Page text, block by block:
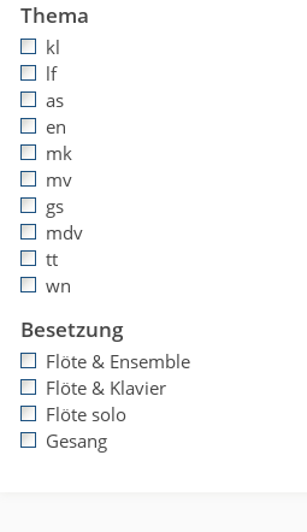
Thema
kl
lf
as
en
mk
mv
gs
mdv
tt
wn
Besetzung
Flöte & Ensemble
Flöte & Klavier
Flöte solo
Gesang